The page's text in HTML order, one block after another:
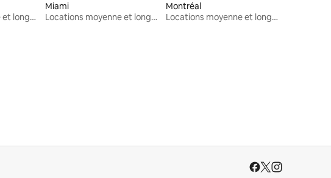
Locations moyenne et longue durée
Miami
Locations moyenne et longue durée
Montréal
Locations moyenne et longue durée